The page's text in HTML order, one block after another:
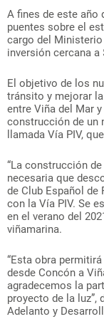
A fines de este año
puentes sobre el
cargo del
inversión cercana
El objetivo de los
tránsito y mejorar
entre Viña del Mar
construcción de un
llamada Vía PIV,
“La construcción
necesaria que
de Club Español de
con la Vía PIV. Se
en el verano del
viñamarina.
“Esta obra
desde Concón a
agradecemos la
proyecto de la luz”,
Adelanto y